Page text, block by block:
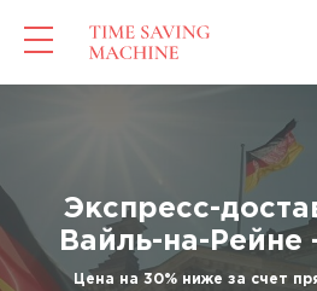
Экспресс-
Вайль-на-Рейне
Цена на 30% ниже за счет